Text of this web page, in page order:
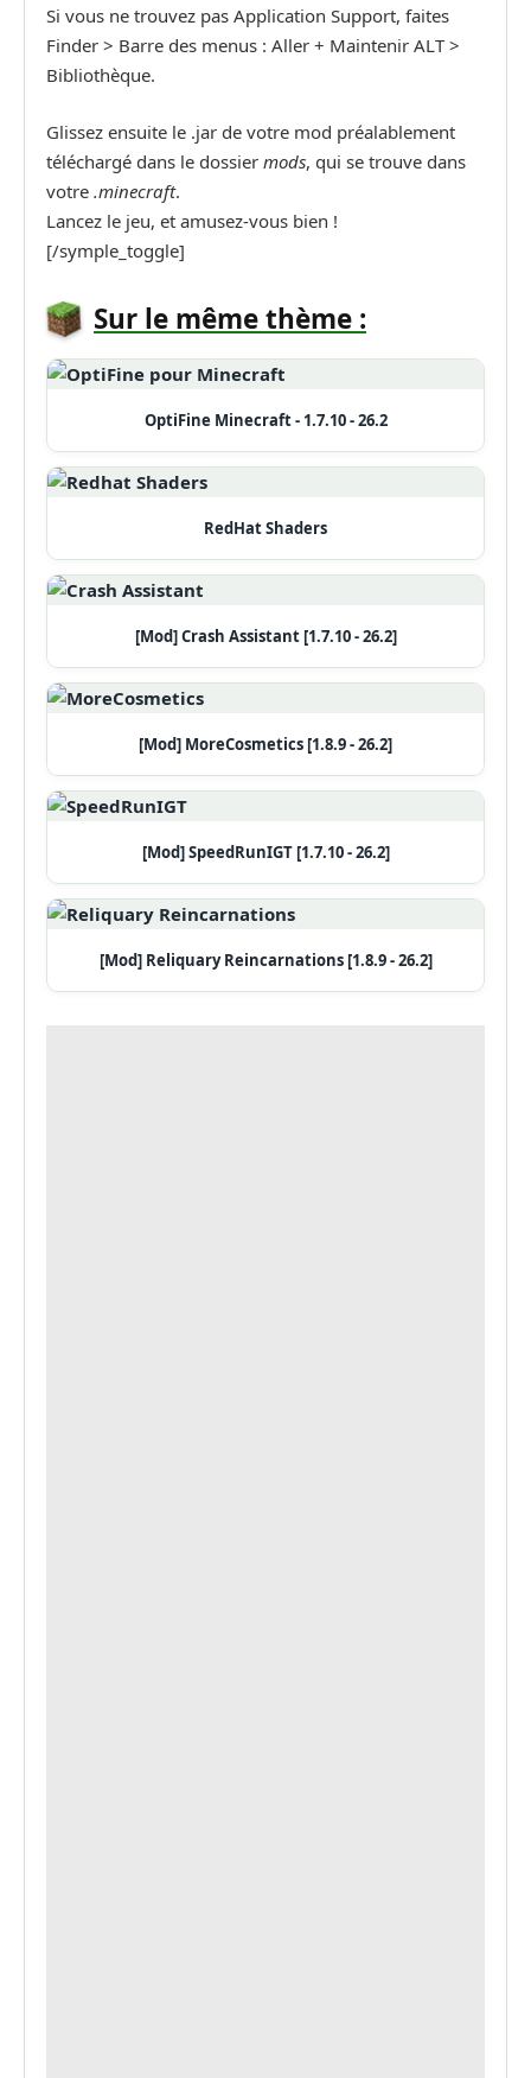
Si vous ne trouvez pas Application Support, faites
Finder > Barre des menus : Aller + Maintenir ALT >
Bibliothèque.
Glissez ensuite le .jar de votre mod préalablement
téléchargé dans le dossier mods, qui se trouve dans
votre .minecraft.
Lancez le jeu, et amusez-vous bien !
[/symple_toggle]
Sur le même thème :
OptiFine Minecraft - 1.7.10 - 26.2
RedHat Shaders
[Mod] Crash Assistant [1.7.10 - 26.2]
[Mod] MoreCosmetics [1.8.9 - 26.2]
[Mod] SpeedRunIGT [1.7.10 - 26.2]
[Mod] Reliquary Reincarnations [1.8.9 - 26.2]